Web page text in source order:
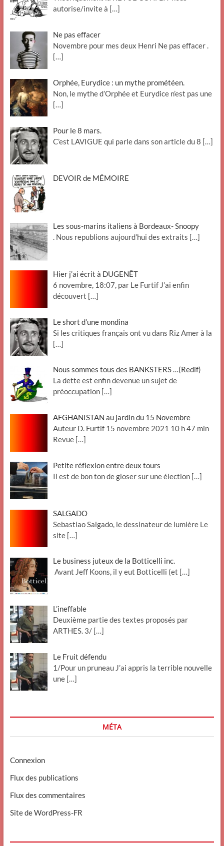
autorise/invite à […]
Ne pas effacer
Novembre pour mes deux Henri Ne pas effacer .
[…]
Orphée, Eurydice : un mythe prométéen.
Non, le mythe d’Orphée et Eurydice n’est pas une
[…]
Pour le 8 mars.
C’est LAVIGUE qui parle dans son article du 8 […]
DEVOIR de MÉMOIRE
Les sous-marins italiens à Bordeaux- Snoopy
. Nous republions aujourd’hui des extraits […]
Hier j’ai écrit à DUGENÊT
6 novembre, 18:07, par Le Furtif J’ai enfin
découvert […]
Le short d’une mondina
Si les critiques français ont vu dans Riz Amer à la
[…]
Nous sommes tous des BANKSTERS …(Redif)
La dette est enfin devenue un sujet de
préoccupation […]
AFGHANISTAN au jardin du 15 Novembre
Auteur D. Furtif 15 novembre 2021 10 h 47 min
Revue […]
Petite réflexion entre deux tours
Il est de bon ton de gloser sur une élection […]
SALGADO
Sebastiao Salgado, le dessinateur de lumière Le
site […]
Le business juteux de la Botticelli inc.
Avant Jeff Koons, il y eut Botticelli (et […]
L’ineffable
Deuxième partie des textes proposés par
ARTHES. 3/ […]
Le Fruit défendu
1/Pour un pruneau J’ai appris la terrible nouvelle
une […]
MÉTA
Connexion
Flux des publications
Flux des commentaires
Site de WordPress-FR